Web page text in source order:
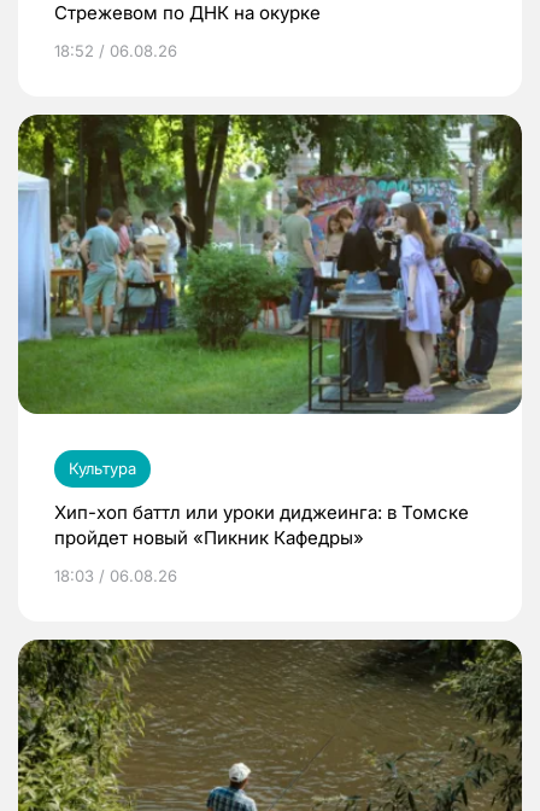
Стрежевом по ДНК на окурке
18:52 / 06.08.26
Культура
Хип-хоп баттл или уроки диджеинга: в Томске
пройдет новый «Пикник Кафедры»
18:03 / 06.08.26